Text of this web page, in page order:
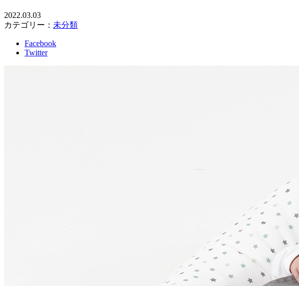
2022.03.03
カテゴリー： 未分類
Facebook
Twitter